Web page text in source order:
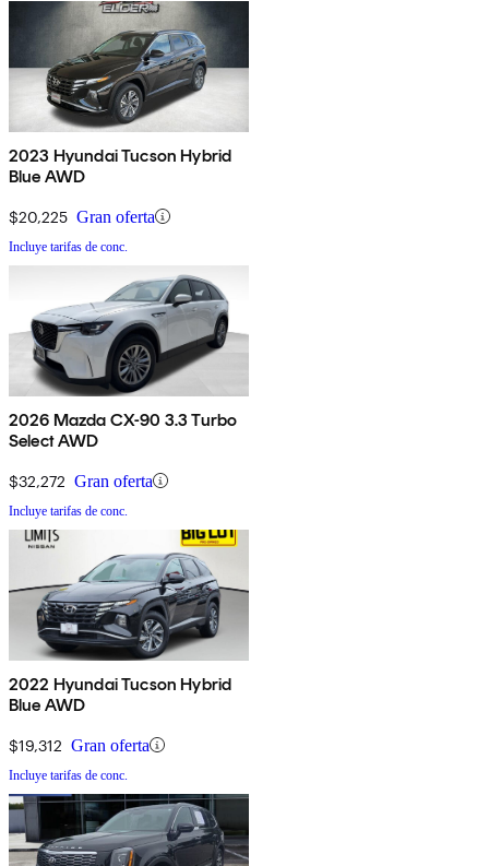
2023 Hyundai Tucson Hybrid
Blue AWD
$20,225 Gran oferta
Incluye tarifas de conc.
2026 Mazda CX-90 3.3 Turbo
Select AWD
$32,272 Gran oferta
Incluye tarifas de conc.
2022 Hyundai Tucson Hybrid
Blue AWD
$19,312 Gran oferta
Incluye tarifas de conc.